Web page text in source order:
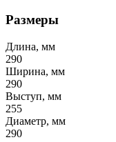
Размеры
Длина, мм
290
Ширина, мм
290
Выступ, мм
255
Диаметр, мм
290